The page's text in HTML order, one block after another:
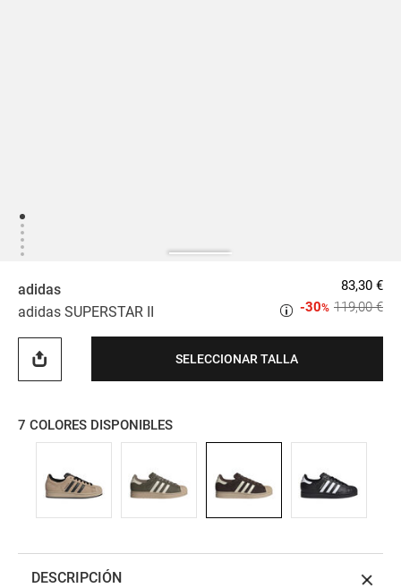
adidas
adidas SUPERSTAR II
83,30 €
119,00 €
-30%
SELECCIONAR TALLA
7 COLORES DISPONIBLES
DESCRIPCIÓN